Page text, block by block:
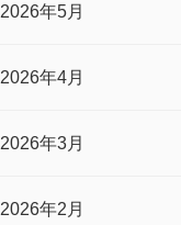
2026年5月
2026年4月
2026年3月
2026年2月